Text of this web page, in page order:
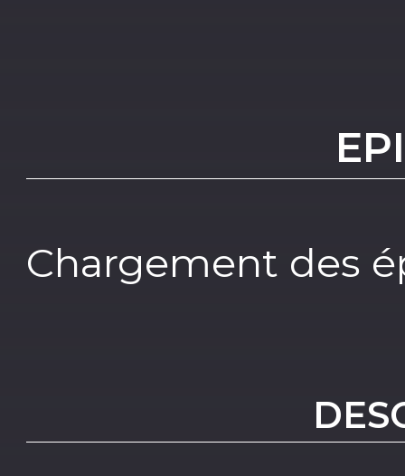
Chargement des